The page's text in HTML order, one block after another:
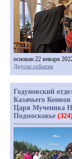
основан 22 января
Другие события
Годуновский
Казачьего
Царя Мученика
Подмосковье (324)